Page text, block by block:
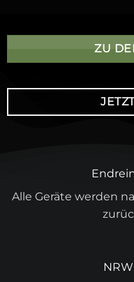
ZU
Alle Geräte werden